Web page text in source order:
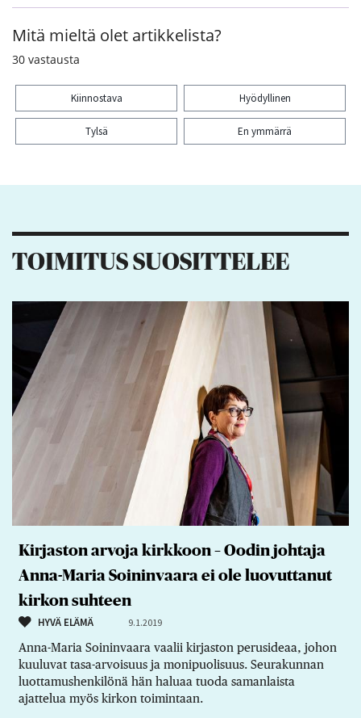
Mitä mieltä olet artikkelista?
30 vastausta
Kiinnostava Hyödyllinen
Tylsä En ymmärrä
TOIMITUS SUOSITTELEE
Kirjaston arvoja kirkkoon – Oodin johtaja
Anna-Maria Soininvaara ei ole luovuttanut
kirkon suhteen
HYVÄ ELÄMÄ 9.1.2019
Anna-Maria Soininvaara vaalii kirjaston perusideaa, johon
kuuluvat tasa-arvoisuus ja monipuolisuus. Seurakunnan
luottamushenkilönä hän haluaa tuoda samanlaista
ajattelua myös kirkon toimintaan.